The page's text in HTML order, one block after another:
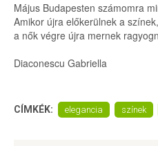
Május Budapesten számomra
Amikor újra előkerülnek a
a nők végre újra mernek
Diaconescu Gabriella
CÍMKÉK: elegancia színek